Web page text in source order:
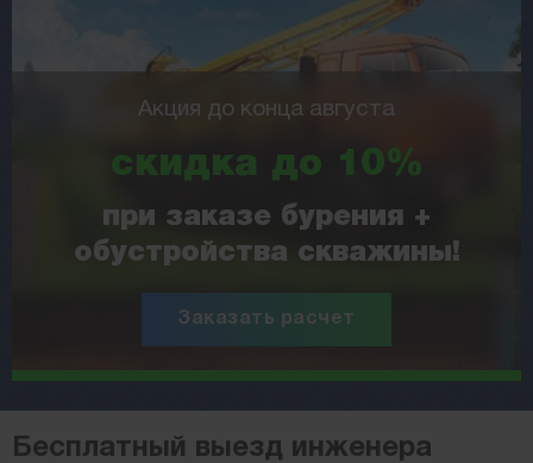
Акция до конца августа
скидка до 10%
при заказе бурения +
обустройства скважины!
Заказать расчет
Бесплатный выезд инженера